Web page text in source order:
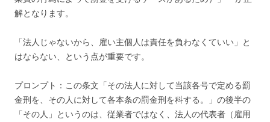
解となります。
「法人じゃないから、雇い主個人は責任を負わなくていい」と
はならない、という点が重要です。
プロンプト： この条文「その法人に対して当該各号で定める罰
金刑を、その人に対して各本条の罰金刑を科する。」の後半の
「その人」というのは、従業者ではなく、法人の代表者（雇用